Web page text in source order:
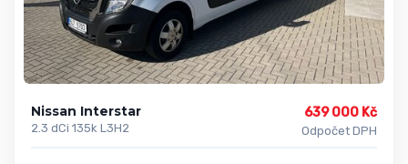
Nissan Interstar
2.3 dCi 135k L3H2
639 000 Kč
Odpočet DPH